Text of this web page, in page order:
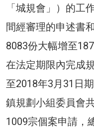
「城規會」）的工
間經審理的申述書
8083份大幅增至
在法定期限內完成
至2018年3月31日
鎮規劃小組委員會
1009宗個案申請，